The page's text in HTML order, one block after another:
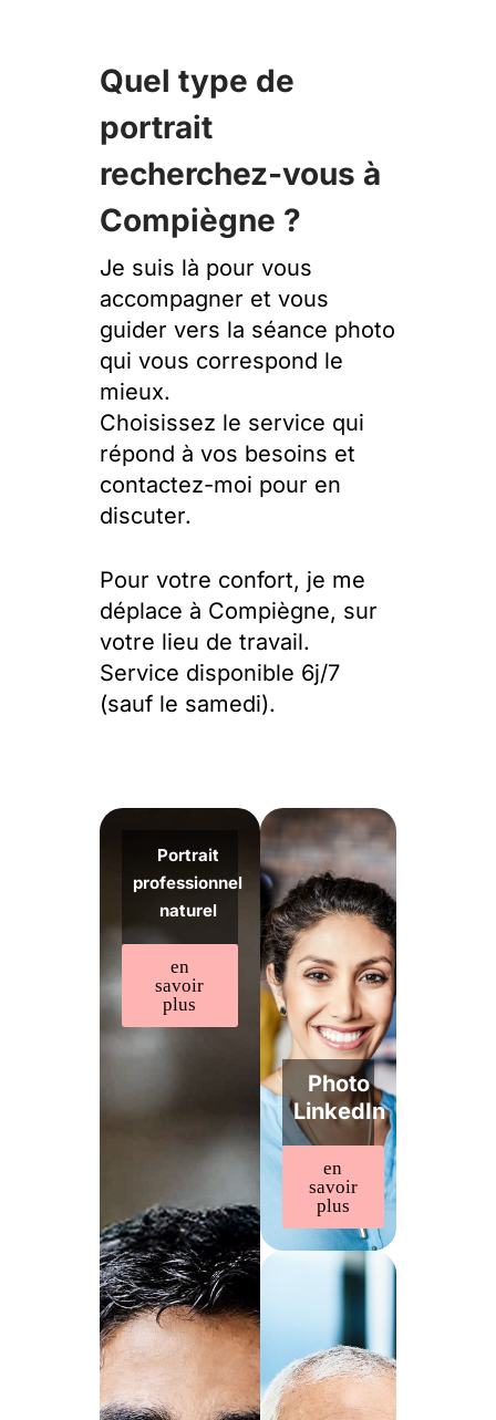
Quel type de
portrait
recherchez-vous à
Compiègne ?
Je suis là pour vous
accompagner et vous
guider vers la séance photo
qui vous correspond le
mieux.
Choisissez le service qui
répond à vos besoins et
contactez-moi pour en
discuter.
Pour votre confort, je me
déplace à Compiègne, sur
votre lieu de travail.
Service disponible 6j/7
(sauf le samedi).
Portrait
professionnel
naturel
en
savoir
plus
Photo
LinkedIn
en
savoir
plus